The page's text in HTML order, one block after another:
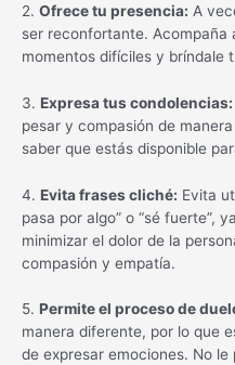
2. Ofrece tu presencia: A
ser reconfortante. Acompaña
momentos difíciles y bríndale
3. Expresa tus condolencias:
pesar y compasión de
saber que estás disponible
4. Evita frases cliché: Evita
pasa por algo” o “sé fuerte”,
minimizar el dolor de la
compasión y empatía.
5. Permite el proceso de
manera diferente, por lo que
de expresar emociones. No